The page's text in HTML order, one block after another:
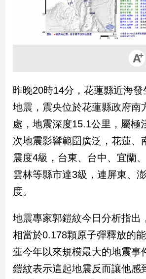
政
治
政
治
焦
品
觀
點
民
國
會
點
昨晚20時14分，花蓮縣近海
地震，震央位於花蓮縣政府南
處，地震深度15.1公里，屬極
次地震影響範圍廣泛，花蓮、
震度4級，台東、台中、宜蘭
雲林等縣市達3級，連屏東、
度。
地震專家郭鎧紋今日分析指出
相當於0.178顆原子彈釋放的
蓮今年以來規模最大的地震事
鎧紋表示這起地震反而讓他感